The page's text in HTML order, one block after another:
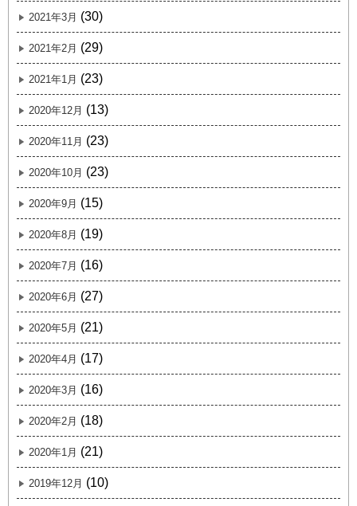
2021年3月 (30)
2021年2月 (29)
2021年1月 (23)
2020年12月 (13)
2020年11月 (23)
2020年10月 (23)
2020年9月 (15)
2020年8月 (19)
2020年7月 (16)
2020年6月 (27)
2020年5月 (21)
2020年4月 (17)
2020年3月 (16)
2020年2月 (18)
2020年1月 (21)
2019年12月 (10)